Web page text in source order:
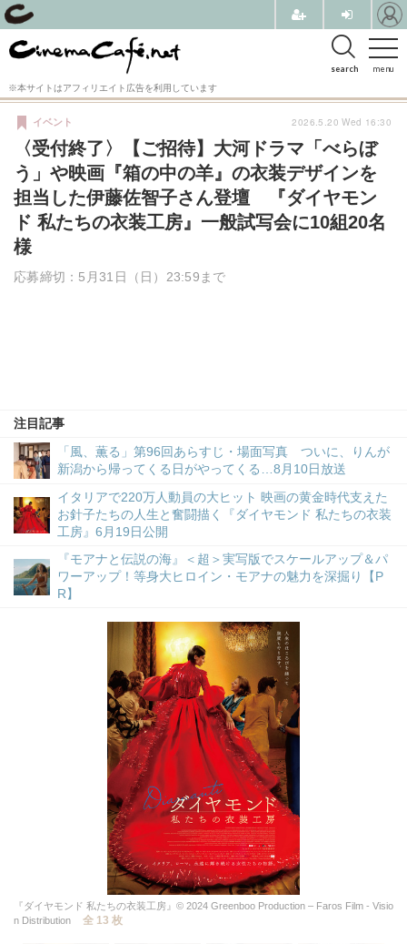
menu
search
※本サイトはアフィリエイト広告を利用しています
〈受付終了〉【ご招待】大河ドラマ「べらぼ
う」や映画『箱の中の羊』の衣装デザインを
担当した伊藤佐智子さん登壇 『ダイヤモン
ド 私たちの衣装工房』一般試写会に10組20名
様
応募締切：5月31日（日）23:59まで
イベント
注目記事
「風、薫る」第96回あらすじ・場面写真 ついに、りんが
新潟から帰ってくる日がやってくる…8月10日放送
イタリアで220万人動員の大ヒット 映画の黄金時代支えた
お針子たちの人生と奮闘描く『ダイヤモンド 私たちの衣装
工房』6月19日公開
『モアナと伝説の海』＜超＞実写版でスケールアップ＆パ
ワーアップ！等身大ヒロイン・モアナの魅力を深掘り【P
R】
2026.5.20 Wed 16:30
『ダイヤモンド 私たちの衣装工房』© 2024 Greenboo Production – Faros Film - Visio
n Distribution
全 13 枚